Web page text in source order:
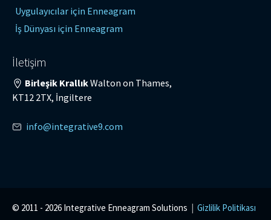
Uygulayıcılar için Enneagram
İş Dünyası için Enneagram
İletişim
Birleşik KrallıkWalton on Thames,
KT12 2TX, İngiltere
info@integrative9.com
© 2011 - 2026 Integrative Enneagram Solutions | Gizlilik Politikası